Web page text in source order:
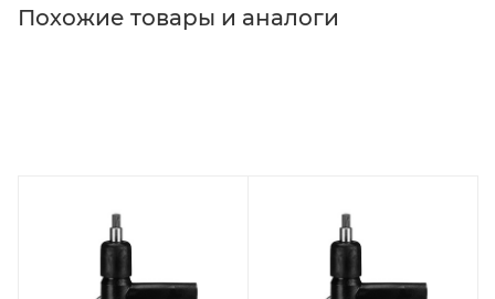
Похожие товары и аналоги